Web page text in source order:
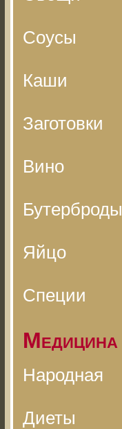
Соусы
Каши
Заготовки
Вино
Бутерброды
Яйцо
Специи
Медицина
Народная
Диеты